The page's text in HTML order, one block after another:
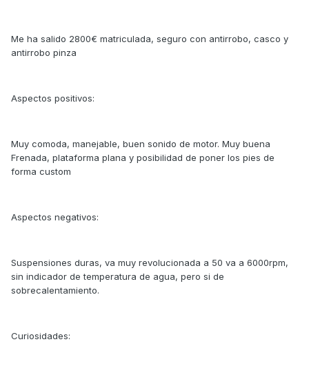
Me ha salido 2800€ matriculada, seguro con antirrobo, casco y
antirrobo pinza
Aspectos positivos:
Muy comoda, manejable, buen sonido de motor. Muy buena
Frenada, plataforma plana y posibilidad de poner los pies de
forma custom
Aspectos negativos:
Suspensiones duras, va muy revolucionada a 50 va a 6000rpm,
sin indicador de temperatura de agua, pero si de
sobrecalentamiento.
Curiosidades: